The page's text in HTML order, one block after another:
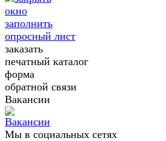
заполнить
опросный лист
заказать
печатный каталог
форма
обратной связи
Вакансии
Мы в социальных сетях